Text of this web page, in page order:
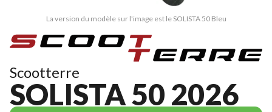
La version du modèle sur l'image est le SOLISTA 50 Bleu
Scootterre
SOLISTA 50 2026